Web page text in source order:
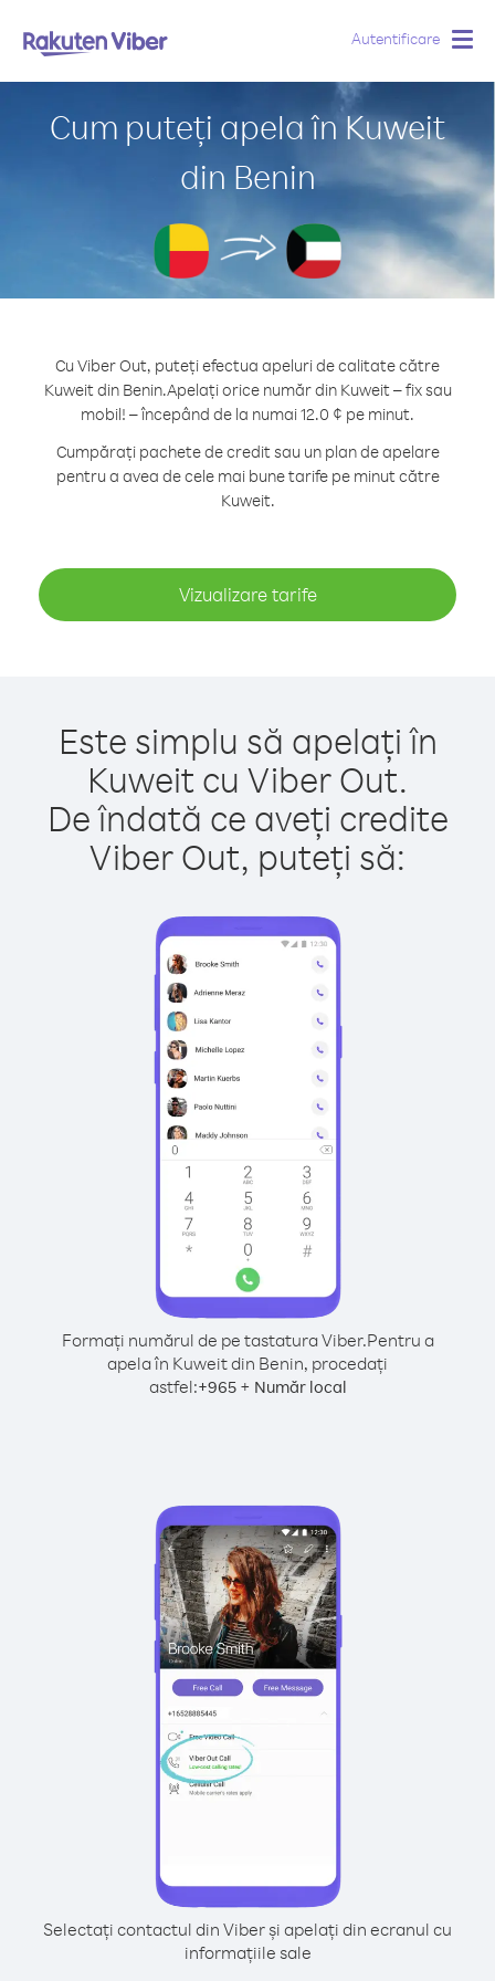
Autentificare
Cum puteți apela în Kuweit
din Benin
Cu Viber Out, puteți efectua apeluri de calitate către
Kuweit din Benin.Apelați orice număr din Kuweit – fix sau
mobil! – începând de la numai 12.0 ¢ pe minut.
Cumpărați pachete de credit sau un plan de apelare
pentru a avea de cele mai bune tarife pe minut către
Kuweit.
Vizualizare tarife
Este simplu să apelați în
Kuweit cu Viber Out.
De îndată ce aveți credite
Viber Out, puteți să:
Formați numărul de pe tastatura Viber.Pentru a
apela în Kuweit din Benin, procedați
astfel:+965+ Număr local
Selectați contactul din Viber și apelați din ecranul cu
informațiile sale